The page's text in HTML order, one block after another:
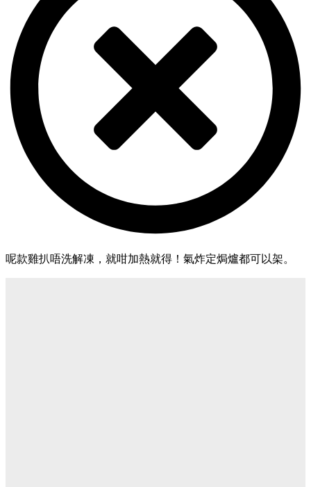
呢款雞扒唔洗解凍，就咁加熱就得！氣炸定焗爐都可以架。